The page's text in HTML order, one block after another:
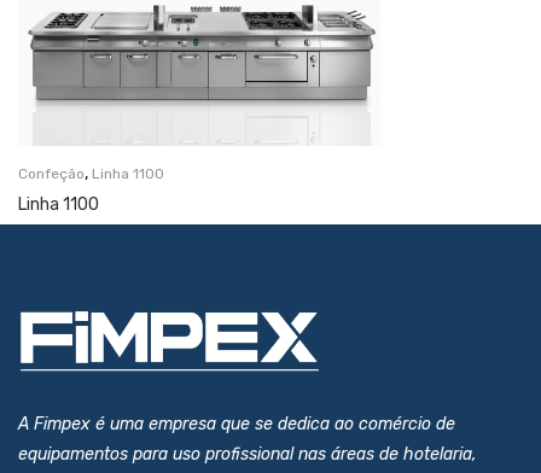
Confeção, Linha 1100
Linha 1100
A Fimpex é uma empresa que se dedica ao comércio de
equipamentos para uso profissional nas áreas de hotelaria,